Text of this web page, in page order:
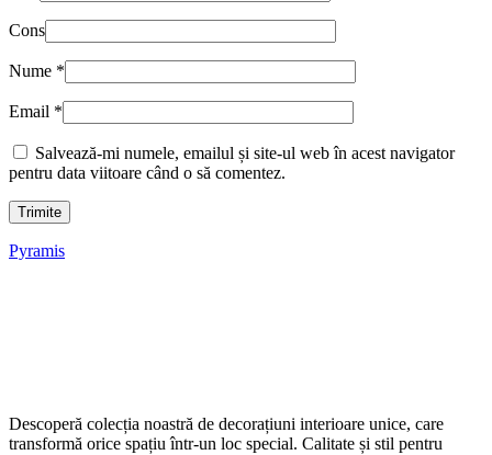
Cons
Nume *
Email *
Salvează-mi numele, emailul și site-ul web în acest navigator
pentru data viitoare când o să comentez.
Pyramis
Descoperă colecția noastră de decorațiuni interioare unice, care
transformă orice spațiu într-un loc special. Calitate și stil pentru